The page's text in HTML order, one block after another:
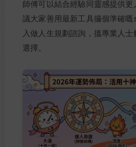
師傅可以結合經驗同靈感提供
議大家善用最新工具攞個準確
入做人生規劃諮詢，搵專業人
選擇。